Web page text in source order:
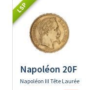
LSP
Napoléon 20F
Napoléon III Tête Laurée